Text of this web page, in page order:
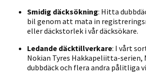
Smidig däcksökning: Hitta
bil genom att mata in
eller däckstorlek i vår däcksökare.
Ledande däcktillverkare: I vårt
Nokian Tyres Hakkapeliitta-serien,
dubbdäck och flera andra pålitliga